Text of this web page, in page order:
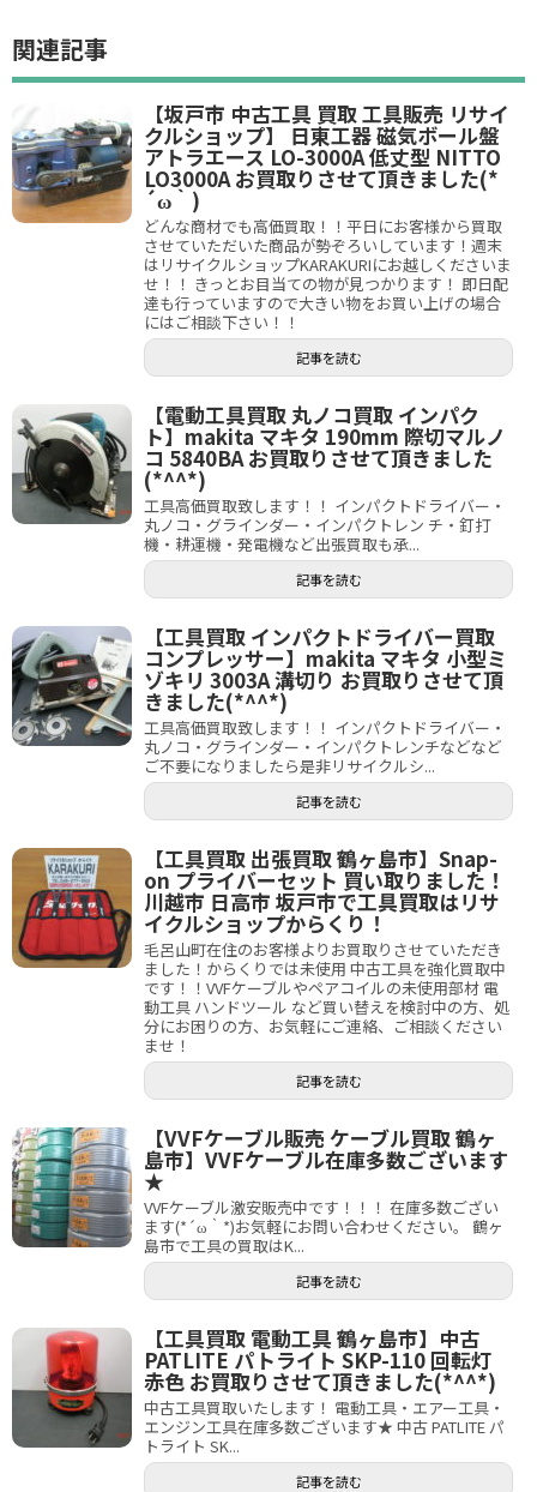
関連記事
【坂戸市 中古工具 買取 工具販売 リサイ
クルショップ】 日東工器 磁気ボール盤
アトラエース LO-3000A 低丈型 NITTO
LO3000A お買取りさせて頂きました(*
´ω｀)
どんな商材でも高価買取！！平日にお客様から買取
させていただいた商品が勢ぞろいしています！週末
はリサイクルショップKARAKURIにお越しくださいま
せ！！ きっとお目当ての物が見つかります！ 即日配
達も行っていますので大きい物をお買い上げの場合
にはご相談下さい！！
記事を読む
【電動工具買取 丸ノコ買取 インパク
ト】makita マキタ 190mm 際切マルノ
コ 5840BA お買取りさせて頂きました
(*^^*)
工具高価買取致します！！ インパクトドライバー・
丸ノコ・グラインダー・インパクトレン チ・釘打
機・耕運機・発電機など出張買取も承...
記事を読む
【工具買取 インパクトドライバー買取
コンプレッサー】makita マキタ 小型ミ
ゾキリ 3003A 溝切り お買取りさせて頂
きました(*^^*)
工具高価買取致します！！ インパクトドライバー・
丸ノコ・グラインダー・インパクトレンチなどなど
ご不要になりましたら是非リサイクルシ...
記事を読む
【工具買取 出張買取 鶴ヶ島市】Snap-
on プライバーセット 買い取りました！
川越市 日高市 坂戸市で工具買取はリサ
イクルショップからくり！
毛呂山町在住のお客様よりお買取りさせていただき
ました！からくりでは未使用 中古工具を強化買取中
です！！VVFケーブルやペアコイルの未使用部材 電
動工具 ハンドツール など買い替えを検討中の方、処
分にお困りの方、お気軽にご連絡、ご相談ください
ませ！
記事を読む
【VVFケーブル販売 ケーブル買取 鶴ヶ
島市】VVFケーブル在庫多数ございます
★
VVFケーブル激安販売中です！！！ 在庫多数ござい
ます(*´ω｀*)お気軽にお問い合わせください。 鶴ヶ
島市で工具の買取はK...
記事を読む
【工具買取 電動工具 鶴ヶ島市】中古
PATLITE パトライト SKP-110 回転灯
赤色 お買取りさせて頂きました(*^^*)
中古工具買取いたします！ 電動工具・エアー工具・
エンジン工具在庫多数ございます★ 中古 PATLITE パ
トライト SK...
記事を読む